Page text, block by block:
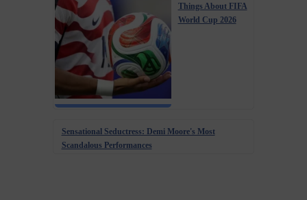
Things About FIFA
World Cup 2026
Sensational Seductress: Demi Moore's Most
Scandalous Performances